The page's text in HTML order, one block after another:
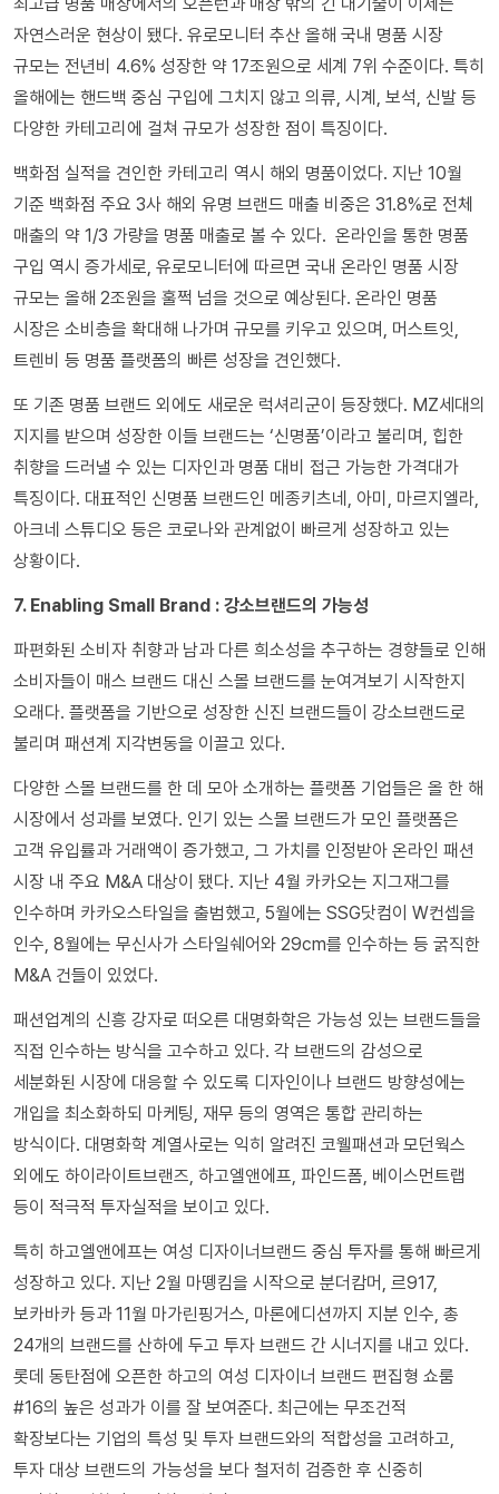
자연스러운 현상이 됐다. 유로모니터 추산 올해 국내 명품 시장
규모는 전년비 4.6% 성장한 약 17조원으로 세계 7위 수준이다. 특히
올해에는 핸드백 중심 구입에 그치지 않고 의류, 시계, 보석, 신발 등
다양한 카테고리에 걸쳐 규모가 성장한 점이 특징이다.
백화점 실적을 견인한 카테고리 역시 해외 명품이었다. 지난 10월
기준 백화점 주요 3사 해외 유명 브랜드 매출 비중은 31.8%로 전체
매출의 약 1/3 가량을 명품 매출로 볼 수 있다. 온라인을 통한 명품
구입 역시 증가세로, 유로모니터에 따르면 국내 온라인 명품 시장
규모는 올해 2조원을 훌쩍 넘을 것으로 예상된다. 온라인 명품
시장은 소비층을 확대해 나가며 규모를 키우고 있으며, 머스트잇,
트렌비 등 명품 플랫폼의 빠른 성장을 견인했다.
또 기존 명품 브랜드 외에도 새로운 럭셔리군이 등장했다. MZ세대의
지지를 받으며 성장한 이들 브랜드는 ‘신명품’이라고 불리며, 힙한
취향을 드러낼 수 있는 디자인과 명품 대비 접근 가능한 가격대가
특징이다. 대표적인 신명품 브랜드인 메종키츠네, 아미, 마르지엘라,
아크네 스튜디오 등은 코로나와 관계없이 빠르게 성장하고 있는
상황이다.
7. Enabling Small Brand : 강소브랜드의 가능성
파편화된 소비자 취향과 남과 다른 희소성을 추구하는 경향들로 인해
소비자들이 매스 브랜드 대신 스몰 브랜드를 눈여겨보기 시작한지
오래다. 플랫폼을 기반으로 성장한 신진 브랜드들이 강소브랜드로
불리며 패션계 지각변동을 이끌고 있다.
다양한 스몰 브랜드를 한 데 모아 소개하는 플랫폼 기업들은 올 한 해
시장에서 성과를 보였다. 인기 있는 스몰 브랜드가 모인 플랫폼은
고객 유입률과 거래액이 증가했고, 그 가치를 인정받아 온라인 패션
시장 내 주요 M&A 대상이 됐다. 지난 4월 카카오는 지그재그를
인수하며 카카오스타일을 출범했고, 5월에는 SSG닷컴이 W컨셉을
인수, 8월에는 무신사가 스타일쉐어와 29cm를 인수하는 등 굵직한
M&A 건들이 있었다.
패션업계의 신흥 강자로 떠오른 대명화학은 가능성 있는 브랜드들을
직접 인수하는 방식을 고수하고 있다. 각 브랜드의 감성으로
세분화된 시장에 대응할 수 있도록 디자인이나 브랜드 방향성에는
개입을 최소화하되 마케팅, 재무 등의 영역은 통합 관리하는
방식이다. 대명화학 계열사로는 익히 알려진 코웰패션과 모던웍스
외에도 하이라이트브랜즈, 하고엘앤에프, 파인드폼, 베이스먼트랩
등이 적극적 투자실적을 보이고 있다.
특히 하고엘앤에프는 여성 디자이너브랜드 중심 투자를 통해 빠르게
성장하고 있다. 지난 2월 마뗑킴을 시작으로 분더캄머, 르917,
보카바카 등과 11월 마가린핑거스, 마론에디션까지 지분 인수, 총
24개의 브랜드를 산하에 두고 투자 브랜드 간 시너지를 내고 있다.
롯데 동탄점에 오픈한 하고의 여성 디자이너 브랜드 편집형 쇼룸
#16의 높은 성과가 이를 잘 보여준다. 최근에는 무조건적
확장보다는 기업의 특성 및 투자 브랜드와의 적합성을 고려하고,
투자 대상 브랜드의 가능성을 보다 철저히 검증한 후 신중히